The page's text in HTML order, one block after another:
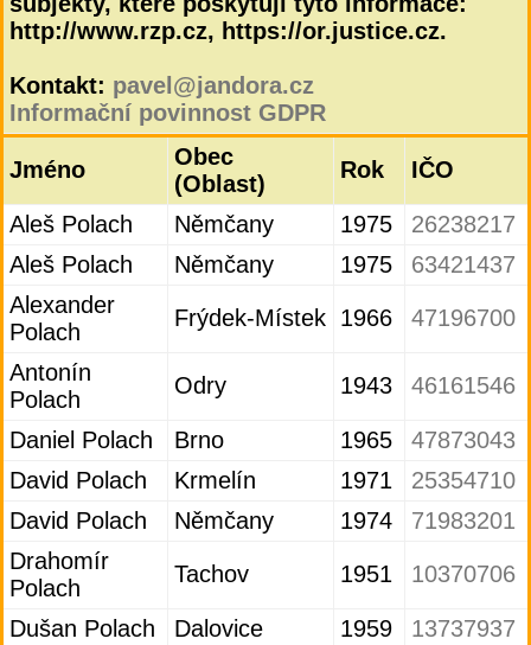
http://www.rzp.cz, https://or.justice.cz.
Kontakt: pavel@jandora.cz
Informační povinnost GDPR
Jméno
Obec
(Oblast)
Rok IČO
Aleš Polach Němčany 1975
26238217
Aleš Polach
Němčany 1975
63421437
Alexander
Polach
Frýdek-Místek 1966 47196700
Antonín
Polach
Odry 1943 46161546
Daniel Polach Brno 1965
47873043
David Polach
Krmelín 1971
25354710
David Polach
Němčany 1974
71983201
Drahomír
Polach
Tachov 1951 10370706
Dušan Polach Dalovice 1959
13737937